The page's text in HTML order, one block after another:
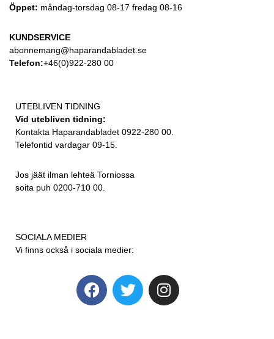
Öppet: måndag-torsdag 08-17 fredag 08-16
KUNDSERVICE
abonnemang@haparandabladet.se
Telefon:+46(0)922-280 00
UTEBLIVEN TIDNING
Vid utebliven tidning:
Kontakta Haparandabladet 0922-280 00.
Telefontid vardagar 09-15.
Jos jäät ilman lehteä Torniossa
soita puh 0200-710 00.
SOCIALA MEDIER
Vi finns också i sociala medier: